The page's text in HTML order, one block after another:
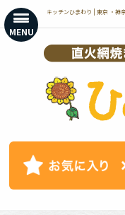
ン
テ
キッチンひまわり | 東京 ・神
MENU